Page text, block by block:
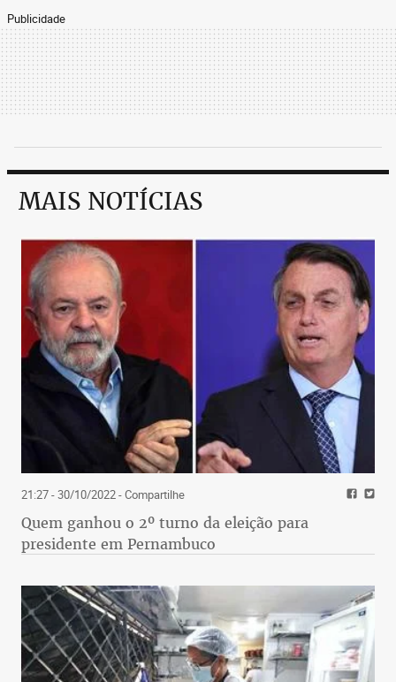
Publicidade
MAIS NOTÍCIAS
21:27 - 30/10/2022- Compartilhe
Quem ganhou o 2º turno da eleição para
presidente em Pernambuco